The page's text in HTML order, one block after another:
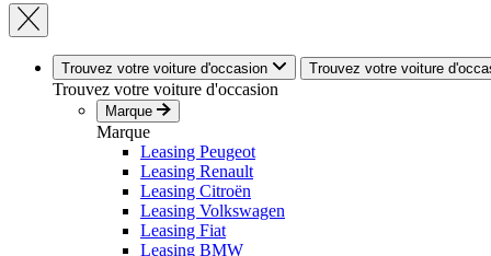
Trouvez votre voiture d'occasion Trouvez votre voiture
Trouvez votre voiture d'occasion
Marque
Marque
Leasing Peugeot
Leasing Renault
Leasing Citroën
Leasing Volkswagen
Leasing Fiat
Leasing BMW